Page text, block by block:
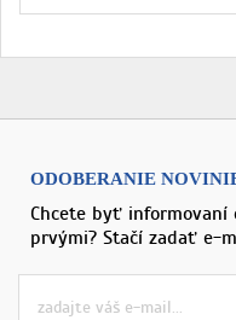
ODOBERANIE
Chcete byť informovaní
prvými? Stačí zadať e-